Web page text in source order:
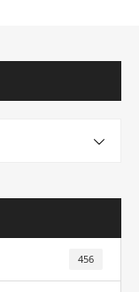
456